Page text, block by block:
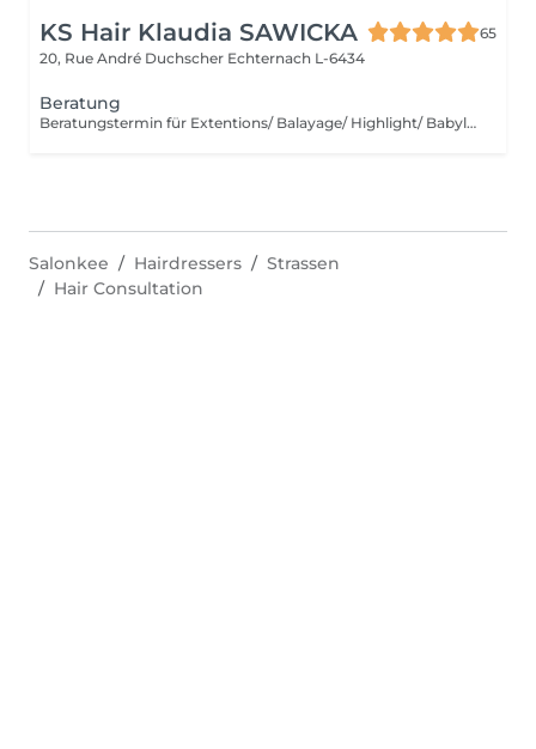
KS Hair Klaudia SAWICKA
65
20, Rue André Duchscher Echternach L-6434
Beratung
Beratungstermin für Extentions/ Balayage/ Highlight/ Babylight und Haarentfärbung
Salonkee Hairdressers
Strassen
Hair Consultation